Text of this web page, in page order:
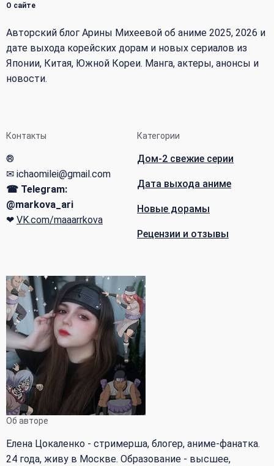
О сайте
Авторский блог Арины Михеевой об аниме 2025, 2026 и
дате выхода корейских дорам и новых сериалов из
Японии, Китая, Южной Кореи. Манга, актеры, анонсы и
новости.
Контакты
®
✉ ichaomilei@gmail.com
☎ Telegram:
@markova_ari
❤ VK.com/maaarrkova
Категории
Дом-2 свежие серии
Дата выхода аниме
Новые дорамы
Рецензии и отзывы
Об авторе
Елена Цокаленко - стримерша, блогер, аниме-фанатка.
24 года, живу в Москве. Образование - высшее,